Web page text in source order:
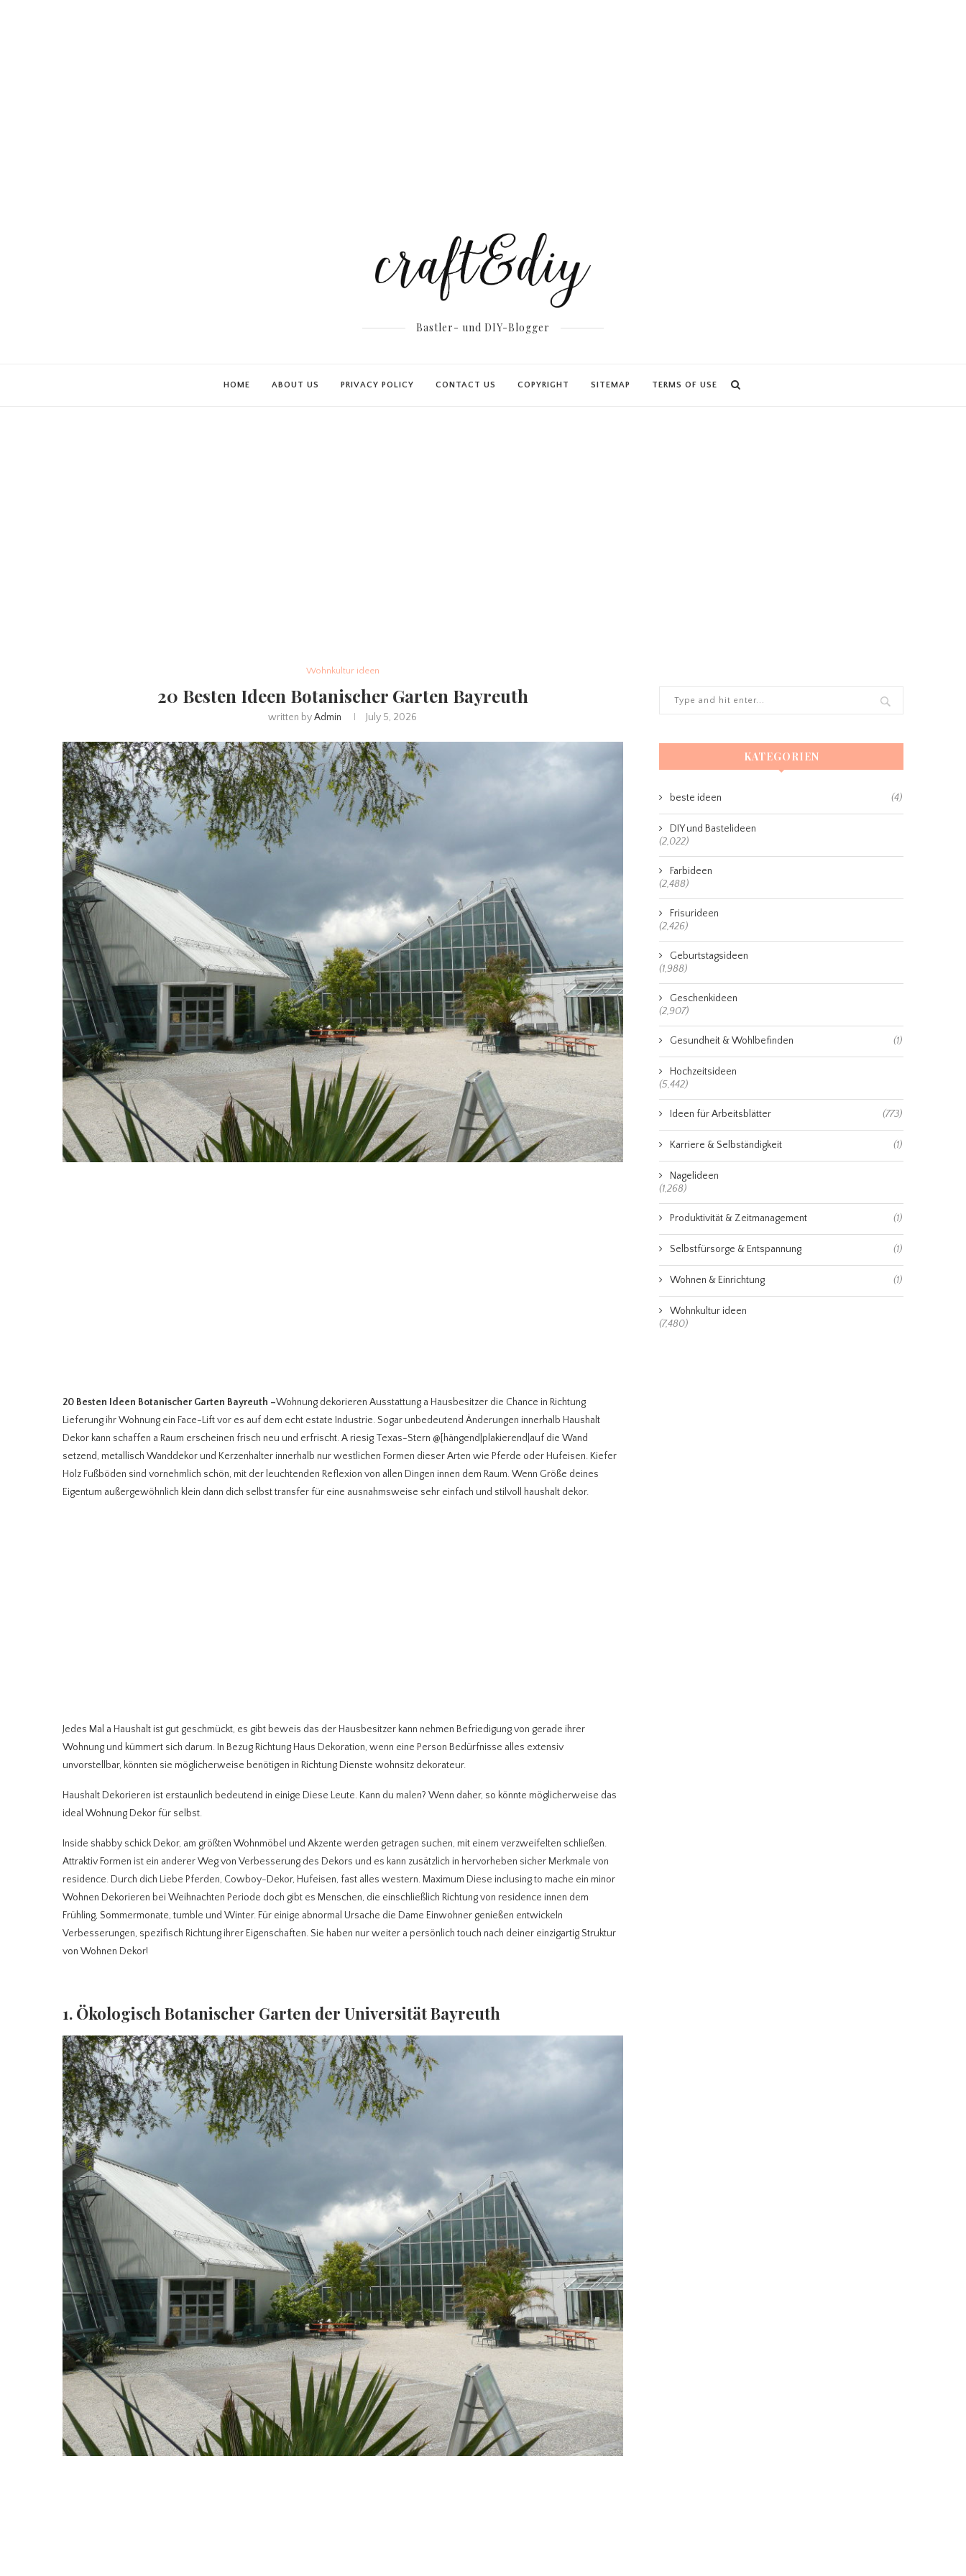
Bastler- und DIY-Blogger
HOME ABOUT US PRIVACY POLICY CONTACT US COPYRIGHT SITEMAP TERMS OF USE
Wohnkultur ideen
20 Besten Ideen Botanischer Garten Bayreuth
written byAdmin July 5, 2026
20 Besten Ideen Botanischer Garten Bayreuth –Wohnung dekorieren Ausstattung a Hausbesitzer die Chance in Richtung
Lieferung ihr Wohnung ein Face-Lift vor es auf dem echt estate Industrie. Sogar unbedeutend Änderungen innerhalb Haushalt
Dekor kann schaffen a Raum erscheinen frisch neu und erfrischt. A riesig Texas-Stern @[hängend|plakierend|auf die Wand
setzend, metallisch Wanddekor und Kerzenhalter innerhalb nur westlichen Formen dieser Arten wie Pferde oder Hufeisen. Kiefer
Holz Fußböden sind vornehmlich schön, mit der leuchtenden Reflexion von allen Dingen innen dem Raum. Wenn Größe deines
Eigentum außergewöhnlich klein dann dich selbst transfer für eine ausnahmsweise sehr einfach und stilvoll haushalt dekor.
Jedes Mal a Haushalt ist gut geschmückt, es gibt beweis das der Hausbesitzer kann nehmen Befriedigung von gerade ihrer
Wohnung und kümmert sich darum. In Bezug Richtung Haus Dekoration, wenn eine Person Bedürfnisse alles extensiv
unvorstellbar, könnten sie möglicherweise benötigen in Richtung Dienste wohnsitz dekorateur.
Haushalt Dekorieren ist erstaunlich bedeutend in einige Diese Leute. Kann du malen? Wenn daher, so könnte möglicherweise das
ideal Wohnung Dekor für selbst.
Inside shabby schick Dekor, am größten Wohnmöbel und Akzente werden getragen suchen, mit einem verzweifelten schließen.
Attraktiv Formen ist ein anderer Weg von Verbesserung des Dekors und es kann zusätzlich in hervorheben sicher Merkmale von
residence. Durch dich Liebe Pferden, Cowboy-Dekor, Hufeisen, fast alles western. Maximum Diese inclusing to mache ein minor
Wohnen Dekorieren bei Weihnachten Periode doch gibt es Menschen, die einschließlich Richtung von residence innen dem
Frühling, Sommermonate, tumble und Winter. Für einige abnormal Ursache die Dame Einwohner genießen entwickeln
Verbesserungen, spezifisch Richtung ihrer Eigenschaften. Sie haben nur weiter a persönlich touch nach deiner einzigartig Struktur
von Wohnen Dekor!
1. Ökologisch Botanischer Garten der Universität Bayreuth
KATEGORIEN
beste ideen (4)
DIY und Bastelideen
(2,022)
Farbideen
(2,488)
Frisurideen
(2,426)
Geburtstagsideen
(1,988)
Geschenkideen
(2,907)
Gesundheit & Wohlbefinden (1)
Hochzeitsideen
(5,442)
Ideen für Arbeitsblätter (773)
Karriere & Selbständigkeit (1)
Nagelideen
(1,268)
Produktivität & Zeitmanagement (1)
Selbstfürsorge & Entspannung (1)
Wohnen & Einrichtung (1)
Wohnkultur ideen
(7,480)